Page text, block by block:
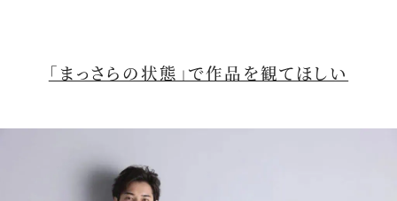
「まっさらの状態」で作品を観てほしい